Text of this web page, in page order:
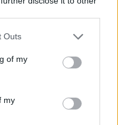
Outs
of my
my